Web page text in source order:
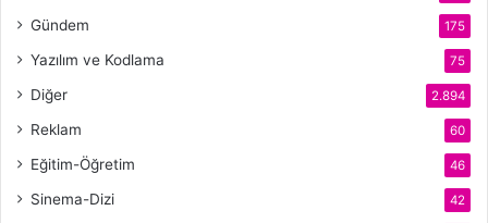
Gündem 175
Yazılım ve Kodlama 75
Diğer 2.894
Reklam 60
Eğitim-Öğretim 46
Sinema-Dizi 42